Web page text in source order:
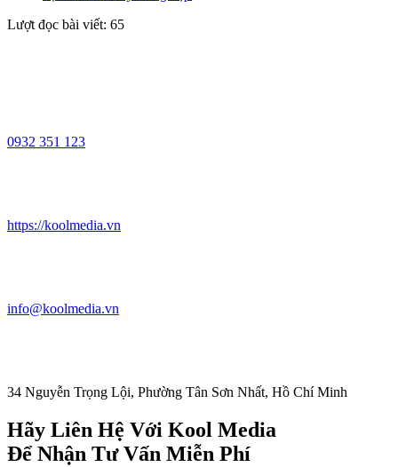
Lượt đọc bài viết: 65
0932 351 123
https://koolmedia.vn
info@koolmedia.vn
34 Nguyễn Trọng Lội, Phường Tân Sơn Nhất, Hồ Chí Minh
Hãy Liên Hệ Với Kool Media
Để Nhận Tư Vấn Miễn Phí